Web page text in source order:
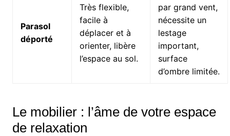
Parasol
déporté
Très flexible,
facile à
déplacer et à
orienter, libère
l’espace au sol.
par grand vent,
nécessite un
lestage
important,
surface
d’ombre limitée.
Le mobilier : l’âme de votre espace
de relaxation